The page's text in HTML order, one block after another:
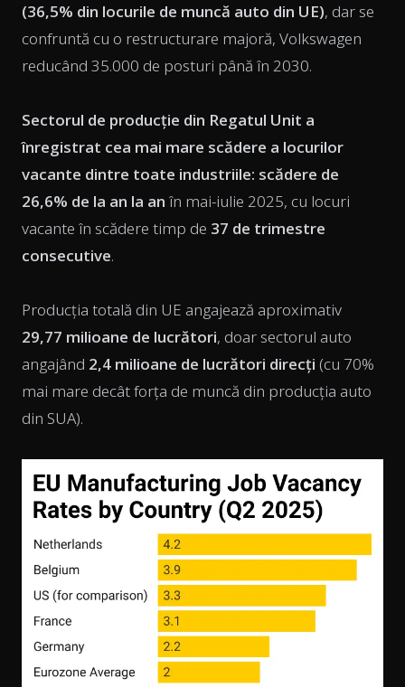
(36,5% din locurile de muncă auto din UE), dar se
confruntă cu o restructurare majoră, Volkswagen
reducând 35.000 de posturi până în 2030.
Sectorul de producție din Regatul Unit a
înregistrat cea mai mare scădere a locurilor
vacante dintre toate industriile: scădere de
26,6% de la an la an în mai-iulie 2025, cu locuri
vacante în scădere timp de 37 de trimestre
consecutive.
Producția totală din UE angajează aproximativ
29,77 milioane de lucrători, doar sectorul auto
angajând 2,4 milioane de lucrători direcți (cu 70%
mai mare decât forța de muncă din producția auto
din SUA).